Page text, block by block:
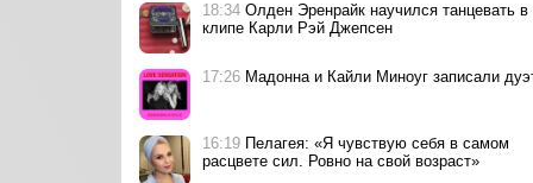
18:34 Олден Эренрайк научился танцевать в
клипе Карли Рэй Джепсен
17:26 Мадонна и Кайли Миноуг записали
16:19 Пелагея: «Я чувствую себя в самом
расцвете сил. Ровно на свой возраст»